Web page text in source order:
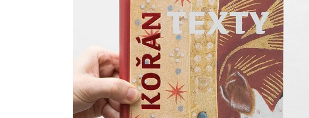
VÝVAR
NEJEN ROMSKÉ RECEPTY PRO
SNESITELNĚJŠÍ KLIMA
300 Kč
Původně: 350 Kč